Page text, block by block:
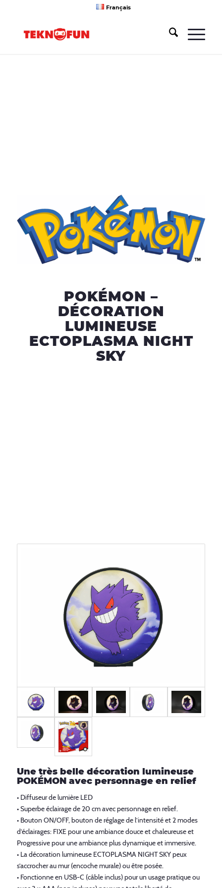
Français
POKÉMON –
DÉCORATION
LUMINEUSE
ECTOPLASMA NIGHT
SKY
Une très belle décoration lumineuse
POKÉMON avec personnage en relief
• Diffuseur de lumière LED
• Superbe éclairage de 20 cm avec personnage en relief.
• Bouton ON/OFF, bouton de réglage de l’intensité et 2 modes
d’éclairages: FIXE pour une ambiance douce et chaleureuse et
Progressive pour une ambiance plus dynamique et immersive.
• La décoration lumineuse ECTOPLASMA NIGHT SKY peux
s’accrocher au mur (encoche murale) ou être posée.
• Fonctionne en USB-C (câble inclus) pour un usage pratique ou